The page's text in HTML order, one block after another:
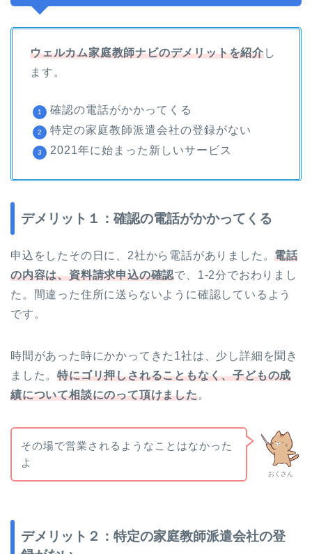
ウェルカム家庭教師ナビのデメリットを紹介し
ます。
確認の電話がかかってくる
特定の家庭教師派遣会社の登録がない
2021年に始まった新しいサービス
デメリット１：確認の電話がかかってくる
申込をしたその日に、2社から電話がありました。電話
の内容は、資料請求申込の確認で、1-2分でおわりまし
た。間違った住所に送らないように確認しているよう
です。
時間があった時にかかってきた1社は、少し詳細を聞き
ました。特にゴリ押しされることもなく、子どもの成
績について相談にのって頂けました。
おくさん
その場で営業されるようなことはなかった
よ
デメリット２：特定の家庭教師派遣会社の登